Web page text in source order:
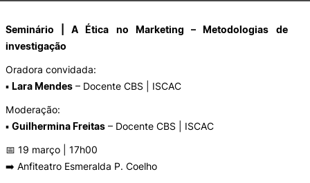
Internacional
Candidaturas
Laboratórios
Investigação e Projetos
Seminário | A Ética no Marketing – Metodologias de
investigação
Oradora convidada:
▪ Lara Mendes– Docente CBS | ISCAC
Moderação:
▪ Guilhermina Freitas– Docente CBS | ISCAC
📅 19 março | 17h00
➡️ Anfiteatro Esmeralda P. Coelho